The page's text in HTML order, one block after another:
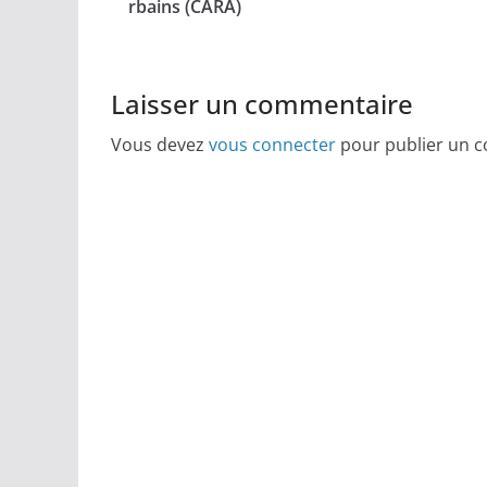
rbains (CARA)
Laisser un commentaire
Vous devez vous connecter pour publier un